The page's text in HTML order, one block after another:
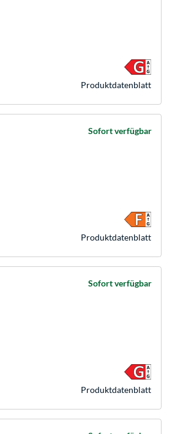
Produkt­datenblatt
Sofort verfügbar
Produkt­datenblatt
Sofort verfügbar
Produkt­datenblatt